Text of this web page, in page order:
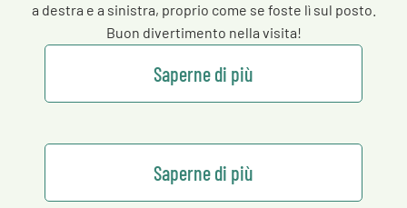
a destra e a sinistra, proprio come se foste lì sul posto.
Buon divertimento nella visita!
Saperne di più
Saperne di più